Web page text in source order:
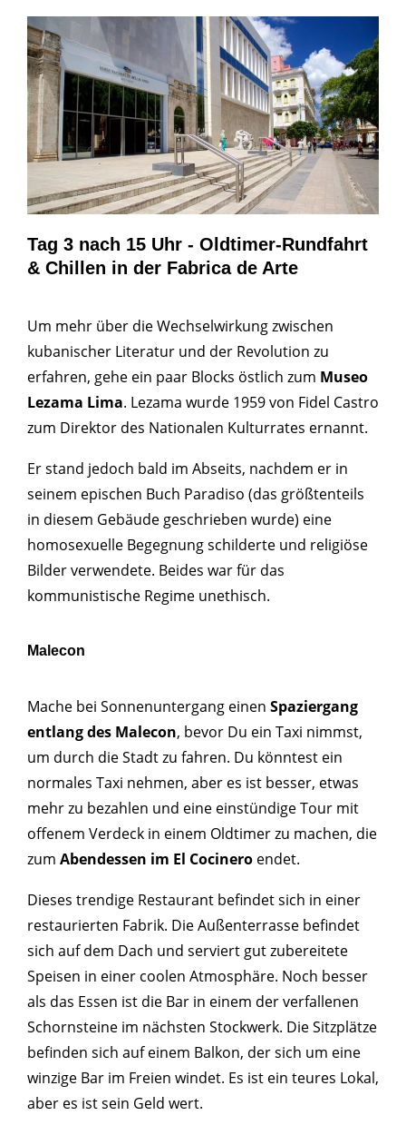
Tag 3 nach 15 Uhr - Oldtimer-Rundfahrt
& Chillen in der Fabrica de Arte
Um mehr über die Wechselwirkung zwischen
kubanischer Literatur und der Revolution zu
erfahren, gehe ein paar Blocks östlich zum Museo
Lezama Lima. Lezama wurde 1959 von Fidel Castro
zum Direktor des Nationalen Kulturrates ernannt.
Er stand jedoch bald im Abseits, nachdem er in
seinem epischen Buch Paradiso (das größtenteils
in diesem Gebäude geschrieben wurde) eine
homosexuelle Begegnung schilderte und religiöse
Bilder verwendete. Beides war für das
kommunistische Regime unethisch.
Malecon
Mache bei Sonnenuntergang einen Spaziergang
entlang des Malecon, bevor Du ein Taxi nimmst,
um durch die Stadt zu fahren. Du könntest ein
normales Taxi nehmen, aber es ist besser, etwas
mehr zu bezahlen und eine einstündige Tour mit
offenem Verdeck in einem Oldtimer zu machen, die
zum Abendessen im El Cocinero endet.
Dieses trendige Restaurant befindet sich in einer
restaurierten Fabrik. Die Außenterrasse befindet
sich auf dem Dach und serviert gut zubereitete
Speisen in einer coolen Atmosphäre. Noch besser
als das Essen ist die Bar in einem der verfallenen
Schornsteine ​​im nächsten Stockwerk. Die Sitzplätze
befinden sich auf einem Balkon, der sich um eine
winzige Bar im Freien windet. Es ist ein teures Lokal,
aber es ist sein Geld wert.